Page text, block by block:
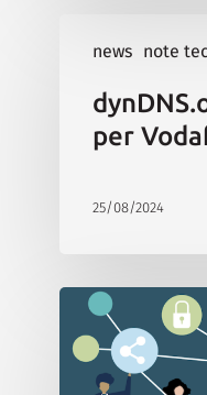
news note
per
25/08/2024